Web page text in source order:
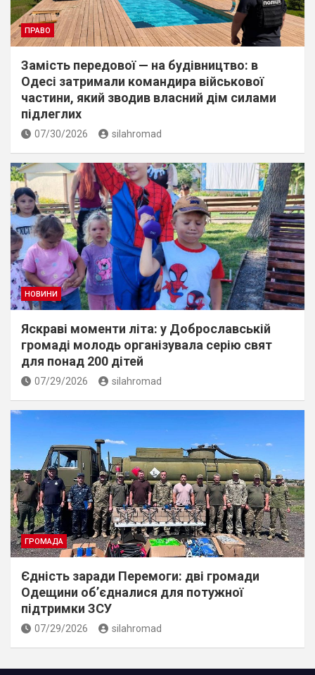
ПРАВО
Замість передової — на будівництво: в
Одесі затримали командира військової
частини, який зводив власний дім силами
підлеглих
07/30/2026 silahromad
НОВИНИ
Яскраві моменти літа: у Доброславській
громаді молодь організувала серію свят
для понад 200 дітей
07/29/2026 silahromad
ГРОМАДА
Єдність заради Перемоги: дві громади
Одещини об’єдналися для потужної
підтримки ЗСУ
07/29/2026 silahromad